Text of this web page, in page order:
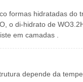
formas hidratadas do
o di-hidrato de
em camadas .
depende da